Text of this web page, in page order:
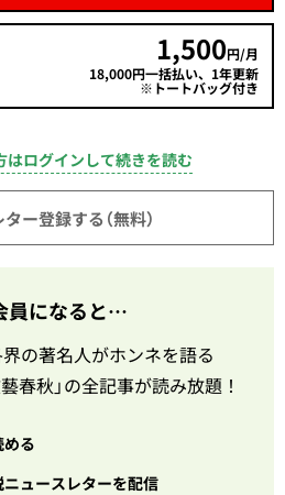
1,500円/月
18,000円一括払い、1年更新
※トートバッグ付き
はログインして続きを読む
ー登録する（無料）
員になると…
の著名人がホンネを語る
春秋」の全記事が読み放題！
る
ュースレターを配信